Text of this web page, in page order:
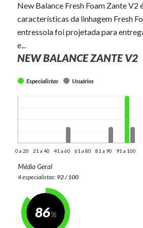
New Balance Fresh Foam Zante V2
características da linhagem Fresh
entressola foi projetada para
e...
NEW BALANCE ZANTE V2
Especialistas Usuários
0 a 20 21 a 40 41 a 60 61 a 80 81 a 90 91 a 100
Média Geral
4 especialistas: 92 / 100
86